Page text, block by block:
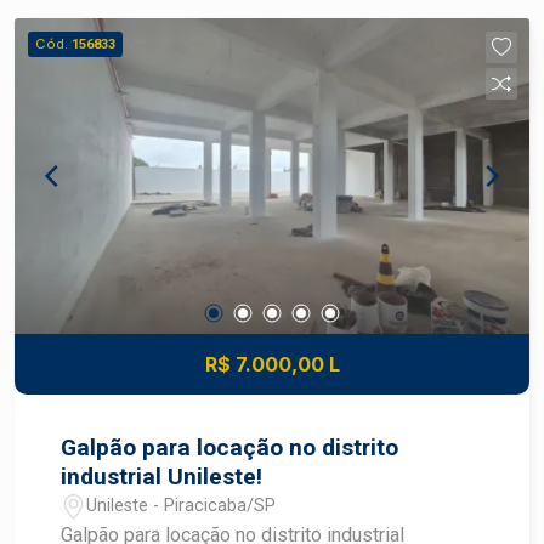
a montador de veículos Hyundai
Cód. 156833
R$ 7.000,00 L
Galpão para locação no distrito
industrial Unileste!
Unileste - Piracicaba/SP
Galpão para locação no distrito industrial